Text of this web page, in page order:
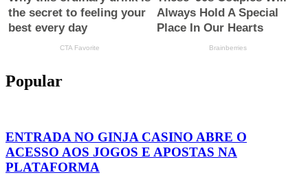
Popular
ENTRADA NO GINJA CASINO ABRE O
ACESSO AOS JOGOS E APOSTAS NA
PLATAFORMA